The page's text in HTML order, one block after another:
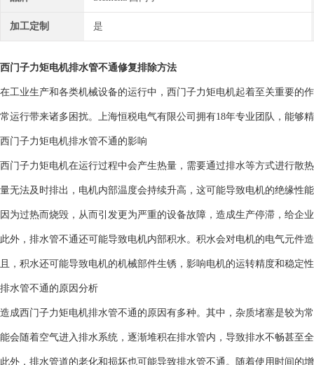
加工定制 是
西门子力矩电机排水管不通修复排除方法
在工业生产和各类机械设备的运行中，西门子力矩电机起着至关重要的
常运行带来诸多困扰。上海恒税电气有限公司拥有18年专业团队，能够
西门子力矩电机排水管不通的影响
西门子力矩电机在运行过程中会产生热量，需要通过排水等方式进行散
量无法及时排出，电机内部温度会持续升高，这可能导致电机的绝缘性
因为过热而烧毁，从而引发更为严重的设备故障，造成生产停滞，给企
此外，排水管不通还可能导致电机内部积水。积水会对电机的电气元件
且，积水还可能导致电机的机械部件生锈，影响电机的运转精度和稳定
排水管不通的原因分析
造成西门子力矩电机排水管不通的原因有多种。其中，杂质堵塞是较为
能会随着空气进入排水系统，逐渐堆积在排水管内，导致排水不畅甚至
此外，排水管道的老化和损坏也可能导致排水管不通。随着使用时间的